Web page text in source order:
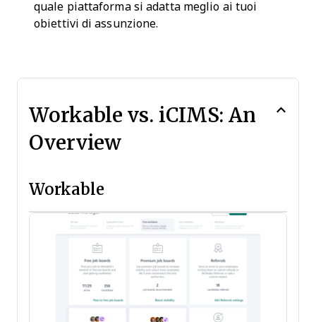
quale piattaforma si adatta meglio ai tuoi
obiettivi di assunzione.
Workable vs. iCIMS: An
Overview
Workable